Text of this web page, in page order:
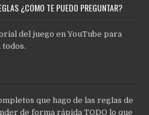
¿CÓMO TE PUEDO PREGUNTAR?
del juego en YouTube para
todos.
que hago de las reglas de
de forma rápida TODO lo que